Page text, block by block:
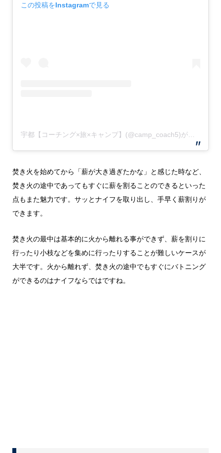
この投稿をInstagramで見る
宇都【コーチング×旅×キャンプ】(@camp_coach5)がシェアした投稿
焚き火を始めてから「薪が大き過ぎたかな」と感じた時など、
焚き火の途中であってもすぐに薪を割ることのできるといった
点もまた魅力です。サッとナイフを取り出し、手早く薪割りが
できます。
焚き火の最中は基本的に火から離れる事ができず、薪を割りに
行ったり小枝などを集めに行ったりすることが難しいケースが
大半です。火から離れず、焚き火の途中でもすぐにバトニング
ができるのはナイフならではですね。